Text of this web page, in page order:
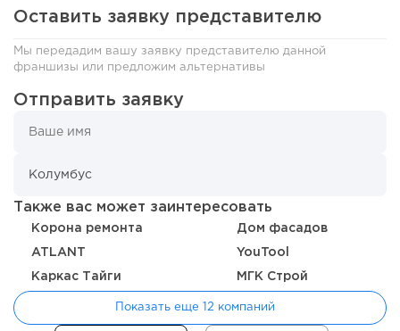
Coffee Way приступил к масштабированию собственной
модели производства...
От стартапа за 30 тысяч рублей до бизнеса стоимостью
Оставить заявку представителю
Мы передадим вашу заявку представителю данной
франшизы или предложим альтернативы
Отправить заявку
Также вас может заинтересовать
Корона ремонта Дом фасадов
ATLANT YouTool
Каркас Тайги МГК Строй
Показать еще 12 компаний